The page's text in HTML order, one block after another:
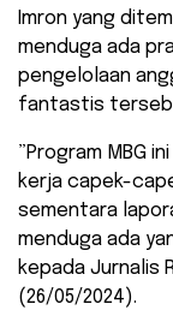
Imron yang
menduga ada
pengelolaan
fantastis
​”Program MBG
kerja capek-
sementara
menduga ada
kepada Jurnalis
(26/05/2024).